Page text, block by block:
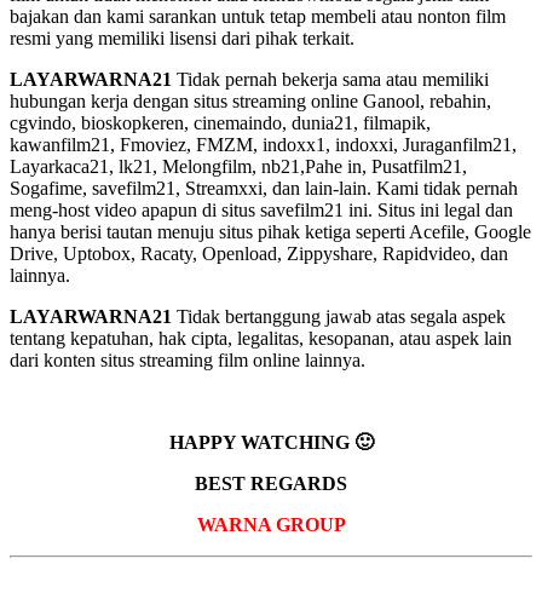
bajakan dan kami sarankan untuk tetap membeli atau nonton film
resmi yang memiliki lisensi dari pihak terkait.
LAYARWARNA21 Tidak pernah bekerja sama atau memiliki
hubungan kerja dengan situs streaming online Ganool, rebahin,
cgvindo, bioskopkeren, cinemaindo, dunia21, filmapik,
kawanfilm21, Fmoviez, FMZM, indoxx1, indoxxi, Juraganfilm21,
Layarkaca21, lk21, Melongfilm, nb21,Pahe in, Pusatfilm21,
Sogafime, savefilm21, Streamxxi, dan lain-lain. Kami tidak pernah
meng-host video apapun di situs savefilm21 ini. Situs ini legal dan
hanya berisi tautan menuju situs pihak ketiga seperti Acefile, Google
Drive, Uptobox, Racaty, Openload, Zippyshare, Rapidvideo, dan
lainnya.
LAYARWARNA21 Tidak bertanggung jawab atas segala aspek
tentang kepatuhan, hak cipta, legalitas, kesopanan, atau aspek lain
dari konten situs streaming film online lainnya.
HAPPY WATCHING 🙂
BEST REGARDS
WARNA GROUP